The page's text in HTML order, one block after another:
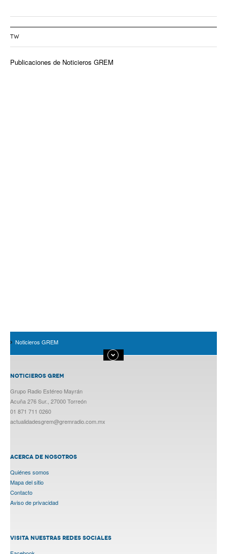
TW
Publicaciones de Noticieros GREM
Noticieros GREM
NOTICIEROS GREM
Grupo Radio Estéreo Mayrán
Acuña 276 Sur., 27000 Torreón
01 871 711 0260
actualidadesgrem@gremradio.com.mx
ACERCA DE NOSOTROS
Quiénes somos
Mapa del sitio
Contacto
Aviso de privacidad
VISITA NUESTRAS REDES SOCIALES